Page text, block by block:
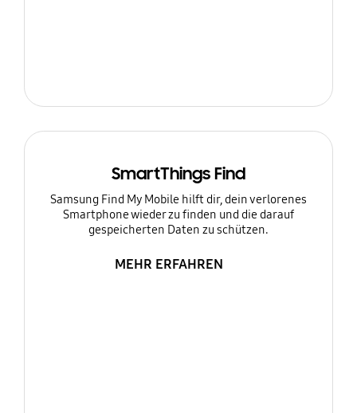
SmartThings Find
Samsung Find My Mobile hilft dir, dein verlorenes
Smartphone wieder zu finden und die darauf
gespeicherten Daten zu schützen.
MEHR ERFAHREN